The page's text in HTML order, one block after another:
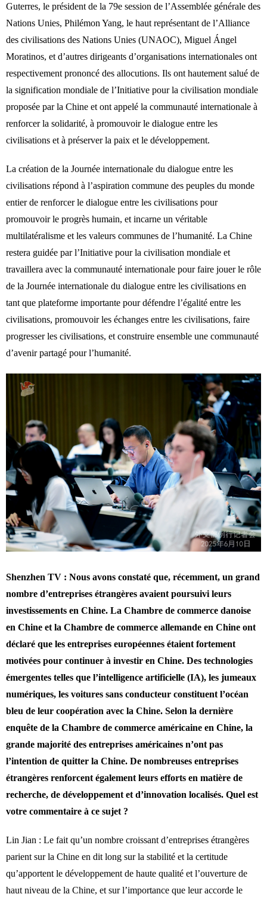
Guterres, le président de la 79e session de l’Assemblée générale des
Nations Unies, Philémon Yang, le haut représentant de l’Alliance
des civilisations des Nations Unies (UNAOC), Miguel Ángel
Moratinos, et d’autres dirigeants d’organisations internationales ont
respectivement prononcé des allocutions. Ils ont hautement salué de
la signification mondiale de l’Initiative pour la civilisation mondiale
proposée par la Chine et ont appelé la communauté internationale à
renforcer la solidarité, à promouvoir le dialogue entre les
civilisations et à préserver la paix et le développement.
La création de la Journée internationale du dialogue entre les
civilisations répond à l’aspiration commune des peuples du monde
entier de renforcer le dialogue entre les civilisations pour
promouvoir le progrès humain, et incarne un véritable
multilatéralisme et les valeurs communes de l’humanité. La Chine
restera guidée par l’Initiative pour la civilisation mondiale et
travaillera avec la communauté internationale pour faire jouer le rôle
de la Journée internationale du dialogue entre les civilisations en
tant que plateforme importante pour défendre l’égalité entre les
civilisations, promouvoir les échanges entre les civilisations, faire
progresser les civilisations, et construire ensemble une communauté
d’avenir partagé pour l’humanité.
Shenzhen TV : Nous avons constaté que, récemment, un grand
nombre d’entreprises étrangères avaient poursuivi leurs
investissements en Chine. La Chambre de commerce danoise
en Chine et la Chambre de commerce allemande en Chine ont
déclaré que les entreprises européennes étaient fortement
motivées pour continuer à investir en Chine. Des technologies
émergentes telles que l’intelligence artificielle (IA), les jumeaux
numériques, les voitures sans conducteur constituent l’océan
bleu de leur coopération avec la Chine. Selon la dernière
enquête de la Chambre de commerce américaine en Chine, la
grande majorité des entreprises américaines n’ont pas
l’intention de quitter la Chine. De nombreuses entreprises
étrangères renforcent également leurs efforts en matière de
recherche, de développement et d’innovation localisés. Quel est
votre commentaire à ce sujet ?
Lin Jian : Le fait qu’un nombre croissant d’entreprises étrangères
parient sur la Chine en dit long sur la stabilité et la certitude
qu’apportent le développement de haute qualité et l’ouverture de
haut niveau de la Chine, et sur l’importance que leur accorde le